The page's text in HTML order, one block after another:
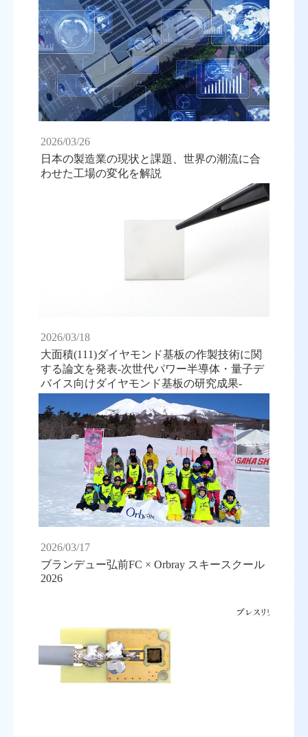
2026/03/26
日本の製造業の現状と課題、世界の潮流に合
わせた工場の変化を解説
2026/03/18
大面積(111)ダイヤモンド基板の作製技術に関
する論文を発表-次世代パワー半導体・量子デ
バイス向けダイヤモンド基板の研究成果-
2026/03/17
ブランデュー弘前FC × Orbray スキースクール
2026